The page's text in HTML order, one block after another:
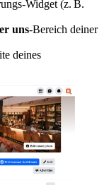
Widget (z. B.
uns-Bereich deiner
deines